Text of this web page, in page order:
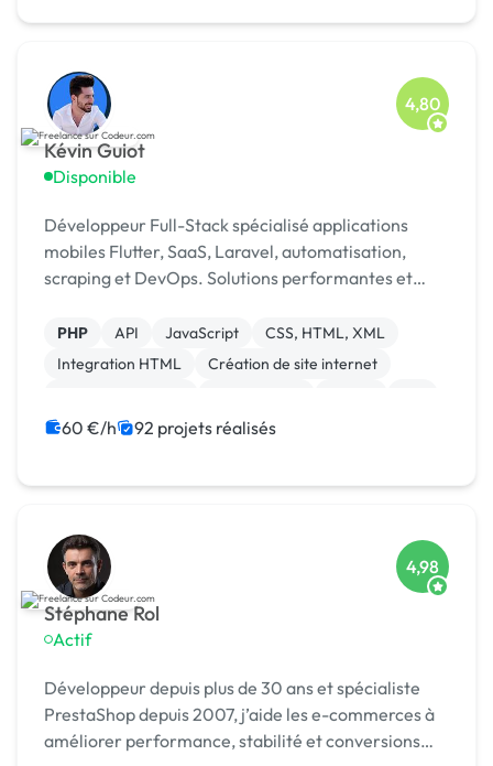
Kévin Guiot
Disponible
4,80
Développeur Full-Stack spécialisé applications
mobiles Flutter, SaaS, Laravel, automatisation,
scraping et DevOps. Solutions performantes et
PHP API JavaScript
CSS, HTML, XML
Integration HTML
Création de site internet
60 €/h 92 projets réalisés
Stéphane Rol
Actif
4,98
Développeur depuis plus de 30 ans et spécialiste
PrestaShop depuis 2007, j’aide les e-commerces à
améliorer performance, stabilité et conversions